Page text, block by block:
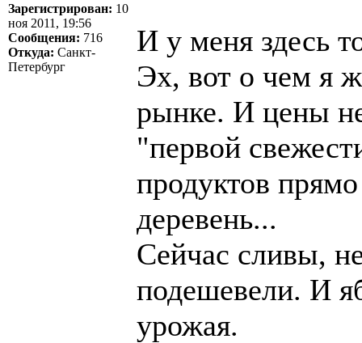
Зарегистрирован: 10
ноя 2011, 19:56
Сообщения: 716
Откуда: Санкт-
Петербург
И у меня здесь
Эх, вот о чем я
рынке. И цены
"первой
продуктов
деревень...
Сейчас сливы,
подешевели. И
урожая.